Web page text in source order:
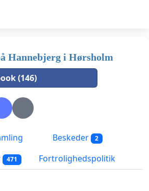
Hannebjerg i Hørsholm
(146)
Beskeder 2
471 Fortrolighedspolitik